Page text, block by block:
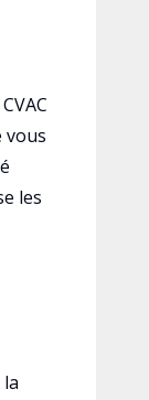
vous
les